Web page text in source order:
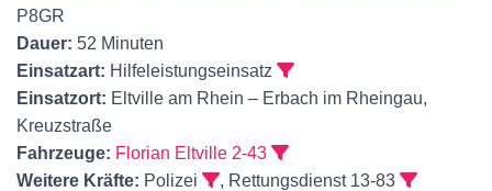
P8GR
Dauer: 52 Minuten
Einsatzart: Hilfeleistungseinsatz
Einsatzort: Eltville am Rhein – Erbach im Rheingau,
Kreuzstraße
Fahrzeuge: Florian Eltville 2-43
Weitere Kräfte: Polizei , Rettungsdienst 13-83